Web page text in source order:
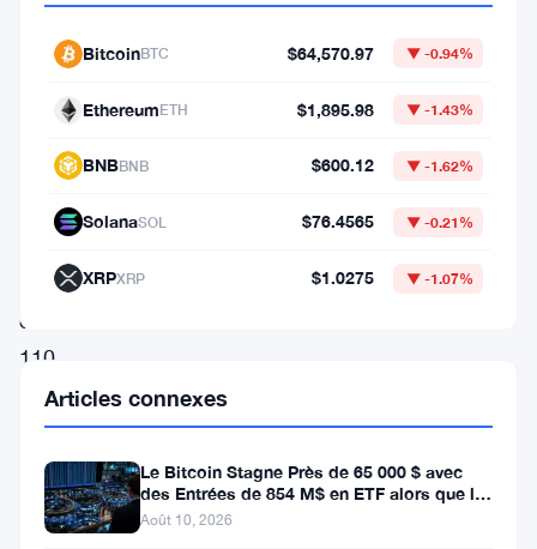
DeFi
Education
soutenue
plus
de
110
constructeurs,
investisseurs
défenseurs
BitcoinBTC $64,570.97 ▼ -0.94%
EthereumETH $1,895.98 ▼ -1.43%
BNBBNB $600.12 ▼ -1.62%
SolanaSOL $76.4565 ▼ -0.21%
XRPXRP $1.0275 ▼ -1.07%
Articles connexes
Le Bitcoin Stagne Près de 65 000 $ avec
des Entrées de 854 M$ en ETF alors que le
CPI Approche
Août 10, 2026